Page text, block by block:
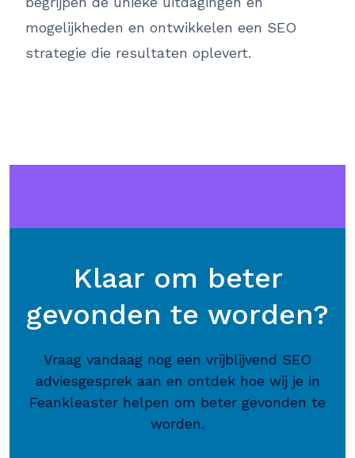
mogelijkheden en ontwikkelen een SEO
strategie die resultaten oplevert.
Klaar om beter
gevonden te worden?
Vraag vandaag nog een vrijblijvend SEO
adviesgesprek aan en ontdek hoe wij je in
Feankleaster helpen om beter gevonden te
worden.